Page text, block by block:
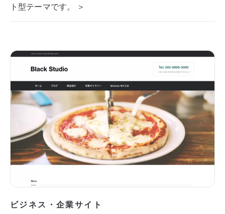
ト型テーマです。 ＞
ビジネス・企業サイト